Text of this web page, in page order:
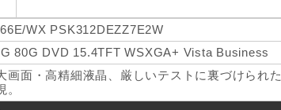
WX PSK312DEZZ7E2W
80G DVD 15.4TFT WSXGA+ Vista Business
画面・高精細液晶、厳しいテストに裏づけられた